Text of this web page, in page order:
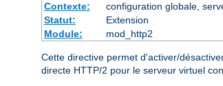
Contexte:
configuration globale,
Statut:
Extension
Module:
mod_http2
Cette directive permet d'activer/
directe HTTP/2 pour le serveur virtuel